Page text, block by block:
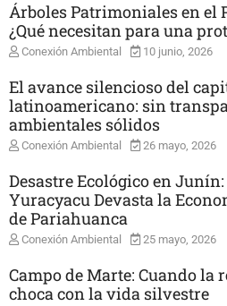
Árboles Patrimoniales en el
¿Qué necesitan para una
Conexión Ambiental 10 junio, 2026
El avance silencioso del
latinoamericano: sin
ambientales sólidos
Conexión Ambiental 26 mayo, 2026
Desastre Ecológico en
Yuracyacu Devasta la
de Pariahuanca
Conexión Ambiental 25 mayo, 2026
Campo de Marte: Cuando la
choca con la vida silvestre